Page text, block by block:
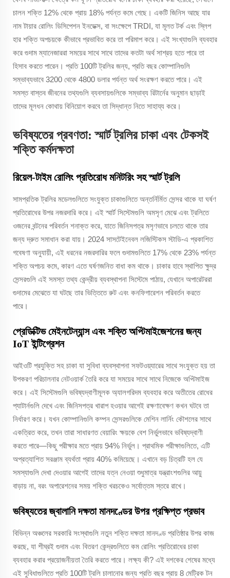
চালন শক্তি 12% থেকে প্রায় 18% পর্যন্ত কমে গেছে। একটি জিনিস আছে যার
নাম টায়ার রোলিং ডিসিপেশন ইনডেক্স, বা সংক্ষেপে TRDI, যা মূলত টর্ক এবং স্লিপ
হার শক্তি অপচয়কে কীভাবে প্রভাবিত করে তা পরিমাপ করে। এই সংখ্যাগুলি ব্যবহার
করে গুদাম ম্যানেজাররা সময়ের সাথে সাথে তাদের কতটা অর্থ সাশ্রয় হতে পারে তা
হিসাব করতে পারেন। প্রতি 100টি ট্রলির জন্য, প্রতি বছর কোম্পানিগুলি
সম্ভাব্যভাবে 3200 থেকে 4800 ডলার পর্যন্ত অর্থ সংরক্ষণ করতে পারে। এই
সমস্ত বাস্তব জীবনের তথ্যগুলি ব্যবসায়গুলিকে সম্ভাব্য রিটার্নের অনুমান ছাড়াই
তাদের মূলধন কোথায় বিনিয়োগ করবে তা সিদ্ধান্ত নিতে সাহায্য করে।
ভবিষ্যতের প্রবণতা: স্মার্ট ট্রলির চাকা এবং টেকসই
শক্তি কর্মদক্ষতা
রিয়েল-টাইম রোলিং প্রতিরোধ মনিটরিং সহ স্মার্ট ট্রলি
সামপ্রতিক ট্রলির মডেলগুলিতে সংযুক্ত চাকাগুলিতে অন্তর্নির্মিত সেন্সর থাকে যা ঘর্ষণ
প্রতিরোধের উপর নজরদারি করে। এই স্মার্ট সিস্টেমগুলি অমসৃণ মেঝে এবং ট্রলিতে
ওজনের বন্টনের পরিবর্তন শনাক্ত করে, যাতে জিনিসপত্র মসৃণভাবে চলতে থাকে তার
জন্য দ্রুত সমাধান করা যায়। 2024 সাসটেইনেবল লজিস্টিকস স্টাডি-এ প্রকাশিত
গবেষণা অনুযায়ী, এই ধরনের নজরদারির ফলে গুদামগুলিতে 17% থেকে 23% পর্যন্ত
শক্তি অপচয় কমে, কারণ এতে ঘর্ষণজনিত বাধা কম থাকে। চাকার হাবে স্থাপিত ক্ষুদ্র
সেন্সরগুলি এই সমস্ত তথ্য কেন্দ্রীয় ব্যবস্থাপনা সিস্টেমে পাঠায়, যেখানে অপারেটররা
গুদামের মেঝেতে যা ঘটছে তার ভিত্তিতে রুট এবং কনফিগারেশন পরিবর্তন করতে
পারে।
প্রেডিক্টিভ মেইনটেন্যান্স এবং শক্তি অপ্টিমাইজেশনের জন্য
IoT ইন্টিগ্রেশন
আইওটি প্রযুক্তি সহ চাকা যা সুবিধা ব্যবস্থাপনা সফটওয়্যারের সাথে সংযুক্ত হয় তা
উপকরণ পরিচালনার নেটওয়ার্ক তৈরি করে যা সময়ের সাথে সাথে নিজেকে অপ্টিমাইজ
করে। এই সিস্টেমগুলি ভবিষ্যদ্বাণীমূলক অ্যালগরিদম ব্যবহার করে অতীতের রোধের
প্যাটার্নগুলি দেখে এবং জিনিসপত্র খারাপ হওয়ার আগেই রক্ষণাবেক্ষণ কখন ঘটবে তা
নির্ধারণ করে। যখন কোম্পানিগুলি কম্পন সেন্সরগুলিকে মেশিন লার্নিং কৌশলের সাথে
একত্রিত করে, তখন তারা সাধারণত বেয়ারিং ক্ষয়কে বেশ নির্ভুলভাবে ভবিষ্যদ্বাণী
করতে পারে—কিছু পরীক্ষার মতে প্রায় 94% নির্ভুল। প্রাথমিক পরীক্ষাগুলিতে, এটি
অপ্রত্যাশিত সরঞ্জাম ব্যর্থতা প্রায় 40% কমিয়েছে। এখানে বড় চিত্রটি হল যে
সমস্যাগুলি দেখা দেওয়ার আগেই তাদের যত্ন নেওয়া শুধুমাত্র যন্ত্রাংশগুলির আয়ু
বাড়ায় না, বরং অপারেশনের সময় শক্তি খরচকেও সর্বোত্তম স্তরে রাখে।
ভবিষ্যতের জ্বালানি দক্ষতা মানদণ্ডের উপর প্রক্ষিপ্ত প্রভাব
বিভিন্ন অঞ্চলের সরকারি সংস্থাগুলি নতুন শক্তি দক্ষতা মানদণ্ড প্রতিষ্ঠার উপর কাজ
করছে, যা শীঘ্রই গুদাম এবং বিতরণ কেন্দ্রগুলিতে কম রোলিং প্রতিরোধের চাকা
ব্যবহার করার প্রয়োজনীয়তা তৈরি করতে পারে। লক্ষ্য কী? এই দশকের শেষের মধ্যে
এই সুবিধাগুলিতে প্রতি 100টি ট্রলি চালানোর জন্য প্রতি বছর প্রায় 8 মেট্রিক টন